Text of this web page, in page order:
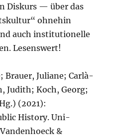
Diskurs — über das
ohnehin
auch institutionelle
Lesenswert!
Brauer, Juliane; Carlà-
Judith; Koch, Georg;
(2021):
History. Uni-
&